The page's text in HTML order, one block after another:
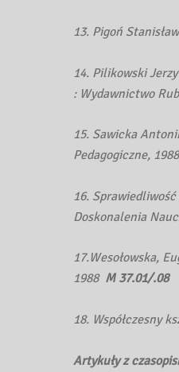
13. Pigoń
14. Pilikowski
: Wydawnictwo
15. Sawicka
Pedagogiczne, 1988
16.
Doskonalenia
17.Wesołowska,
1988 M 37.01/.08
18. Współczesny
Artykuły z